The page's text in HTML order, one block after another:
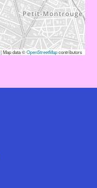
|Map data ©OpenStreetMapcontributors